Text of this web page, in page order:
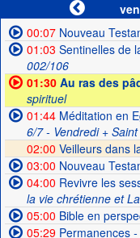
00:07Nouveau
01:03 Sentinelles de
002/106
01:30Au ras des
spirituel
01:44Méditation en
6/7 - Vendredi +
02:00 Veilleurs dans
03:00 Nouveau
04:00 Revivre les
la vie chrétienne et
05:00 Bible en
05:29Permanences-